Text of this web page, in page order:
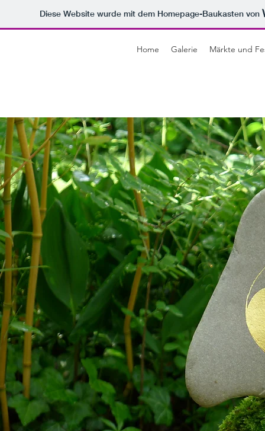
Diese Website wurde mit dem Homepage-Baukasten von
Home Galerie Märkte und